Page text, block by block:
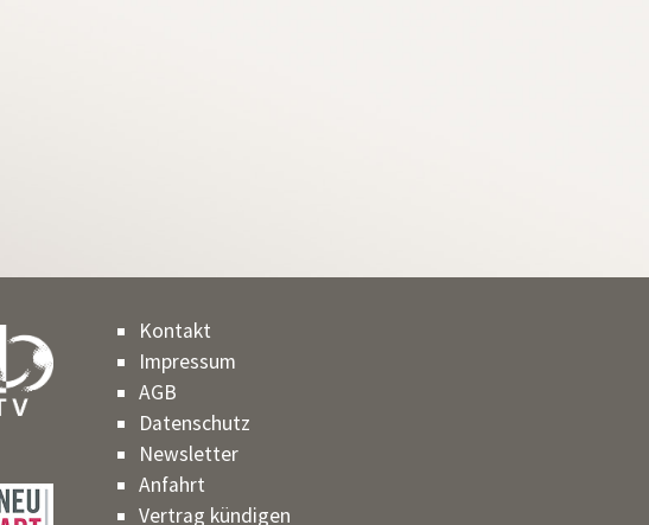
Kontakt
Impressum
AGB
Datenschutz
Newsletter
Anfahrt
Vertrag kündigen